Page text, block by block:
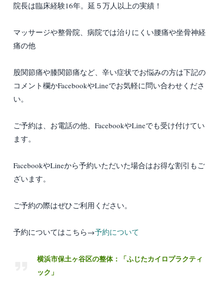
院長は臨床経験16年。延５万人以上の実績！
マッサージや整骨院、病院では治りにくい腰痛や坐骨神経
痛の他
股関節痛や膝関節痛など、辛い症状でお悩みの方は下記の
コメント欄かFacebookやLineでお気軽に問い合わせくださ
い。
ご予約は、お電話の他、FacebookやLineでも受け付けてい
ます。
FacebookやLineから予約いただいた場合はお得な割引もご
ざいます。
ご予約の際はぜひご利用ください。
予約についてはこちら→予約について
横浜市保土ヶ谷区の整体：「ふじたカイロプラクティ
ック」